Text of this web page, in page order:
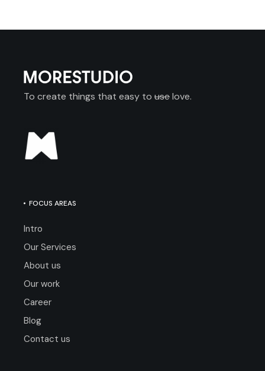
To create things that easy to uselove.
FOCUS AREAS
Intro
Our Services
About us
Our work
Career
Blog
Contact us